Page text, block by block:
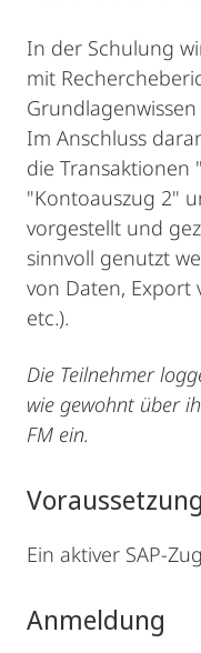
In der Schulung
mit
Im Anschluss
die Transaktionen
"Kontoauszug 2"
vorgestellt und
sinnvoll genutzt
von Daten, Export
etc.).
Die Teilnehmer
wie gewohnt über
FM ein.
Ein aktiver SAP-
Anmeldung